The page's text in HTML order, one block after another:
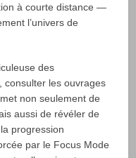
à courte distance —
l’univers de
des
consulter les ouvrages
non seulement de
aussi de révéler de
progression
par le Focus Mode